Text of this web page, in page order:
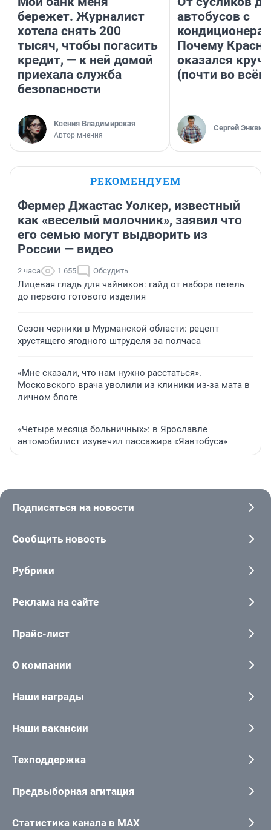
бережет. Журналист
хотела снять 200
тысяч, чтобы погасить
кредит, — к ней домой
приехала служба
безопасности
Ксения Владимирская
Автор мнения
автобусов с
Почему
оказался
(почти во
Сергей Энквист
РЕКОМЕНДУЕМ
Фермер Джастас Уолкер, известный
как «веселый молочник», заявил что
его семью могут выдворить из
России — видео
2 часа 1 655 Обсудить
Лицевая гладь для чайников: гайд от набора петель
до первого готового изделия
Сезон черники в Мурманской области: рецепт
хрустящего ягодного штруделя за полчаса
«Мне сказали, что нам нужно расстаться».
Московского врача уволили из клиники из-за мата в
личном блоге
«Четыре месяца больничных»: в Ярославле
автомобилист изувечил пассажира «Яавтобуса»
Подписаться на новости
Сообщить новость
Рубрики
Реклама на сайте
Прайс-лист
О компании
Наши награды
Наши вакансии
Техподдержка
Предвыборная агитация
Статистика канала в MAX